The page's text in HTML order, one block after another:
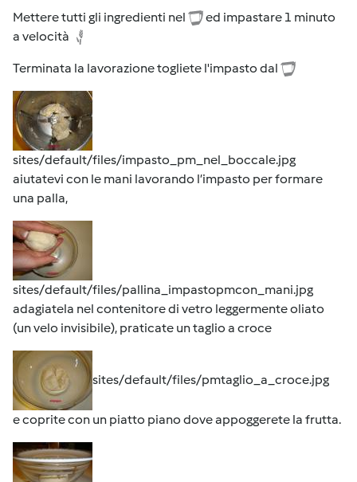
Mettere tutti gli ingredienti nel
ed impastare 1 minuto
a velocità
Terminata la lavorazione togliete l'impasto dal
sites/default/files/impasto_pm_nel_boccale.jpg
aiutatevi con le mani lavorando l’impasto per formare
una palla,
sites/default/files/pallina_impastopmcon_mani.jpg
adagiatela nel contenitore di vetro leggermente oliato
(un velo invisibile), praticate un taglio a croce
sites/default/files/pmtaglio_a_croce.jpg
e coprite con un piatto piano dove appoggerete la frutta.